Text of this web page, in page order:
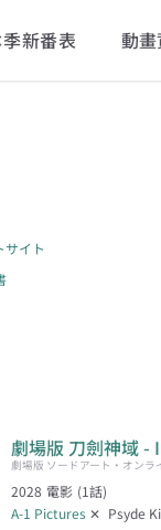
新番表 動
サイト
劇場版 刀劍神域
劇場版 ソードアート・オンラ
2028 電影 (1話)
A-1 Pictures ✕ Psyde